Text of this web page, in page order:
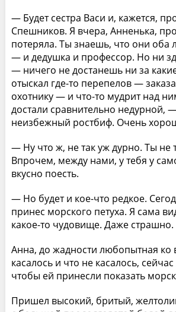
— Будет сестра Васи и, кажется,
Спешников. Я вчера, Анненька,
потеряла. Ты знаешь, что они оба
— и дедушка и профессор. Но ни
— ничего не достанешь ни за
отыскал где-то перепелов —
охотнику — и что-то мудрит над
достали сравнительно недурной,
неизбежный ростбиф. Очень
— Ну что ж, не так уж дурно. Ты не
Впрочем, между нами, у тебя у
вкусно поесть.
— Но будет и кое-что редкое.
принес морского петуха. Я сама
какое-то чудовище. Даже страшно.
Анна, до жадности любопытная ко
касалось и что не касалось,
чтобы ей принесли показать
Пришел высокий, бритый,